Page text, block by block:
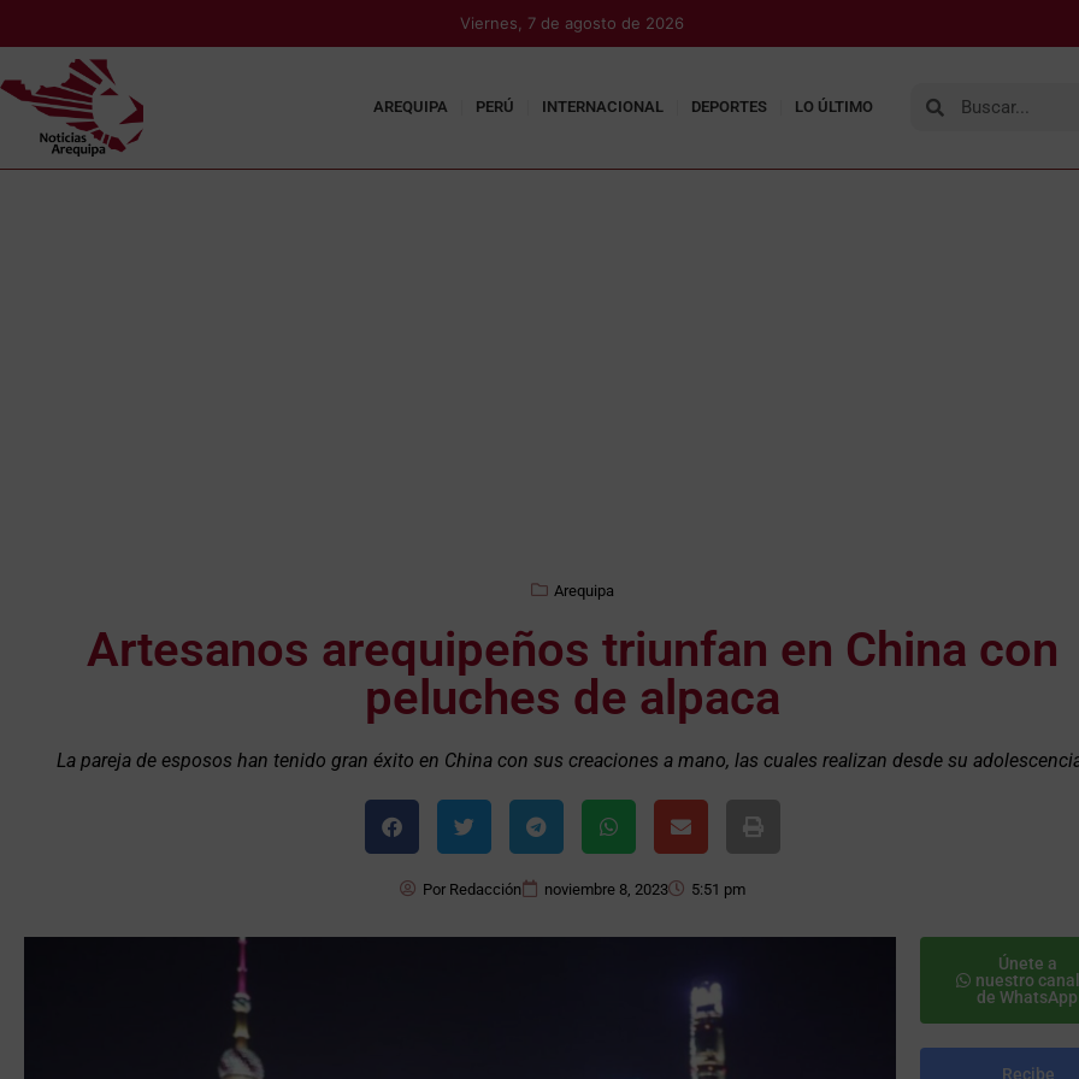
Viernes, 7 de agosto de 2026
AREQUIPA PERÚ INTERNACIONAL DEPORTES LO ÚLTIMO
Arequipa
Artesanos arequipeños triunfan en China con
peluches de alpaca
La pareja de esposos han tenido gran éxito en China con sus creaciones a mano, las cuales realizan desde su
PorRedacción noviembre 8, 2023 5:51 pm
Únete a
nuestro canal
de WhatsApp
Recibe